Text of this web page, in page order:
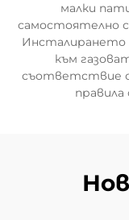
малки
самостоятелно
Инсталирането
към
съответствие